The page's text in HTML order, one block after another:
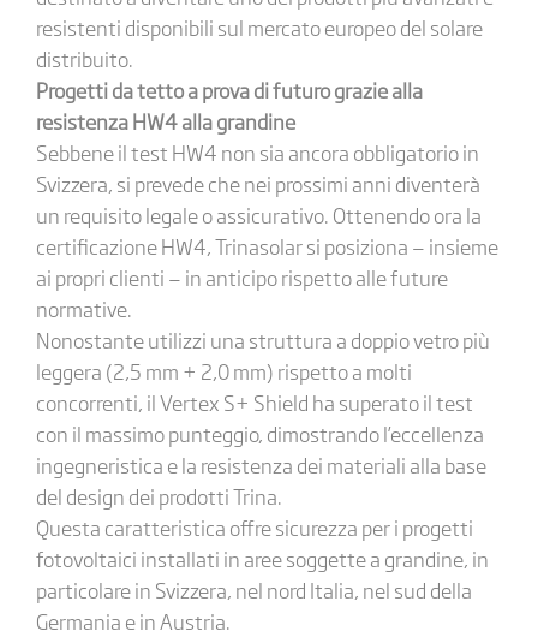
resistenti disponibili sul mercato europeo del solare
distribuito.
Progetti da tetto a prova di futuro grazie alla
resistenza HW4 alla grandine
Sebbene il test HW4 non sia ancora obbligatorio in
Svizzera, si prevede che nei prossimi anni diventerà
un requisito legale o assicurativo. Ottenendo ora la
certificazione HW4, Trinasolar si posiziona — insieme
ai propri clienti — in anticipo rispetto alle future
normative.
Nonostante utilizzi una struttura a doppio vetro più
leggera (2,5 mm + 2,0 mm) rispetto a molti
concorrenti, il Vertex S+ Shield ha superato il test
con il massimo punteggio, dimostrando l’eccellenza
ingegneristica e la resistenza dei materiali alla base
del design dei prodotti Trina.
Questa caratteristica offre sicurezza per i progetti
fotovoltaici installati in aree soggette a grandine, in
particolare in Svizzera, nel nord Italia, nel sud della
Germania e in Austria.